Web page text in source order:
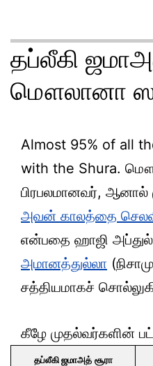
தப்லீகி
மௌலானா
Almost 95% of all
with the Shura.
பிரபலமானவர், ஆனால்
அவன் காலத்தை
என்பதை ஹாஜி
அமானத்துல்லா
சத்தியமாகச்
கீழே முதல்வர்களின்
தப்லீகி ஜமாஅத் சூரா